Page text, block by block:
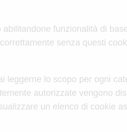
funzionalità di
senza questi
lo scopo per ogni
autorizzate vengono
un elenco di cookie